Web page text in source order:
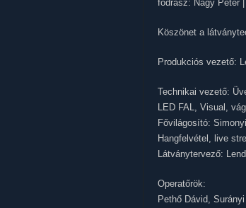
fodrász: Nagy Péter
Köszönet a
Produkciós vezető:
Technikai vezető:
LED FAL, Visual,
Fővilágosító:
Hangfelvétel, live
Látványtervező:
Operatőrök:
Pethő Dávid,